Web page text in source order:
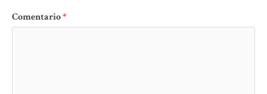
Comentario*